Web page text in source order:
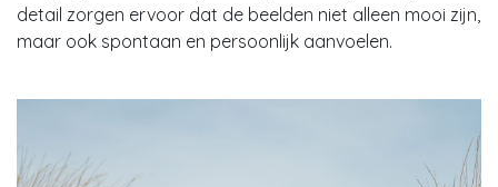
detail zorgen ervoor dat de beelden niet alleen mooi zijn,
maar ook spontaan en persoonlijk aanvoelen.